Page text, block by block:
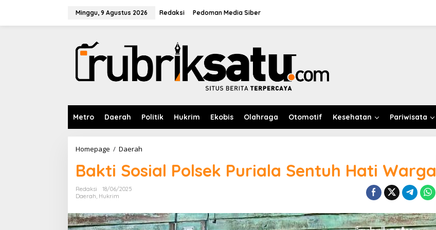
Minggu, 9 Agustus 2026 Redaksi Pedoman Media Siber
Metro Daerah Politik Hukrim Ekobis Olahraga Otomotif Kesehatan Pariwisata
Homepage / Daerah
k
t
s
i
Bakti Sosial Polsek Puriala Sentuh Hati Warga
Redaksi
18/06/2025
Daerah Hukrim